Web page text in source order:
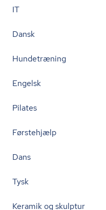
IT
Dansk
Hundetræning
Engelsk
Pilates
Førstehjælp
Dans
Tysk
Keramik og skulptur